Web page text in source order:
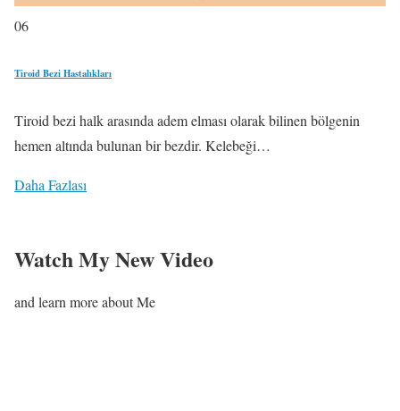
06
Tiroid Bezi Hastalıkları
Tiroid bezi halk arasında adem elması olarak bilinen bölgenin
hemen altında bulunan bir bezdir. Kelebeği…
Daha Fazlası
Watch My New Video
and learn more about Me